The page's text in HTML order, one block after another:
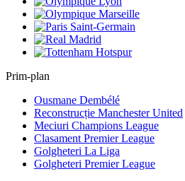
Prim-plan
Ousmane Dembélé
Reconstrucție Manchester United
Meciuri Champions League
Clasament Premier League
Golgheteri La Liga
Golgheteri Premier League